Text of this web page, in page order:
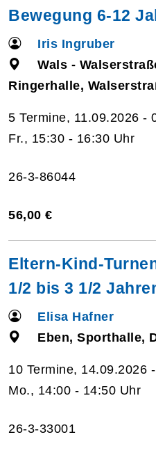
Bewegung 6-12
Iris Ingruber
Wals -
Ringerhalle,
5 Termine, 11.09.2026 -
Fr., 15:30 - 16:30 Uhr
26-3-86044
56,00 €
Eltern-Kind-
1/2 bis 3 1/2
Elisa Hafner
Eben, Sporthalle,
10 Termine, 14.09.2026
Mo., 14:00 - 14:50 Uhr
26-3-33001